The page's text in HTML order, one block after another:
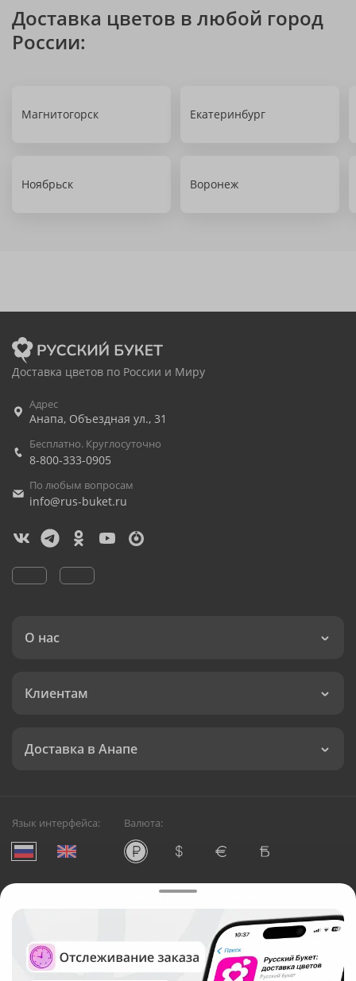
Доставка цветов в любой город
России:
Магнитогорск Екатеринбург
Ноябрьск Воронеж
Доставка цветов по России и Миру
Адрес
Анапа, Объездная ул., 31
Бесплатно. Круглосуточно
8-800-333-0905
По любым вопросам
info@rus-buket.ru
О нас
Клиентам
Доставка в Анапе
Язык интерфейса: Валюта:
Служба круглосуточной доставки цветов в Анапе
Русский Букет, 2026
Общество с ограниченной ответственностью «Технология»
ОГРН: 1195476081745, ИНН: 5410081997
Юридический адрес: г. Новосибирск, ул. Ипподромская,